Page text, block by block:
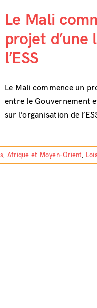
Le Mali
projet d’une
l’ESS
Le Mali commence un
entre le Gouvernement
sur l’organisation de
, Afrique et Moyen-Orient,